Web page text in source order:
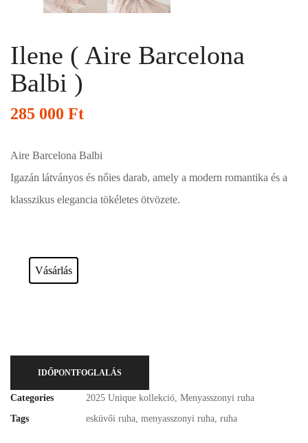
Ilene ( Aire Barcelona
Balbi )
285 000 Ft
Aire Barcelona Balbi
Igazán látványos és nőies darab, amely a modern romantika és a
klasszikus elegancia tökéletes ötvözete.
Vásárlás
IDŐPONTFOGLALÁS
Categories 2025 Unique kollekció, Menyasszonyi ruha
Tags
esküvői ruha, menyasszonyi ruha, ruha